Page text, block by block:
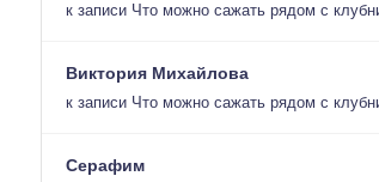
к записи Что можно сажать рядом с
Виктория Михайлова
к записи Что можно сажать рядом с
Серафим